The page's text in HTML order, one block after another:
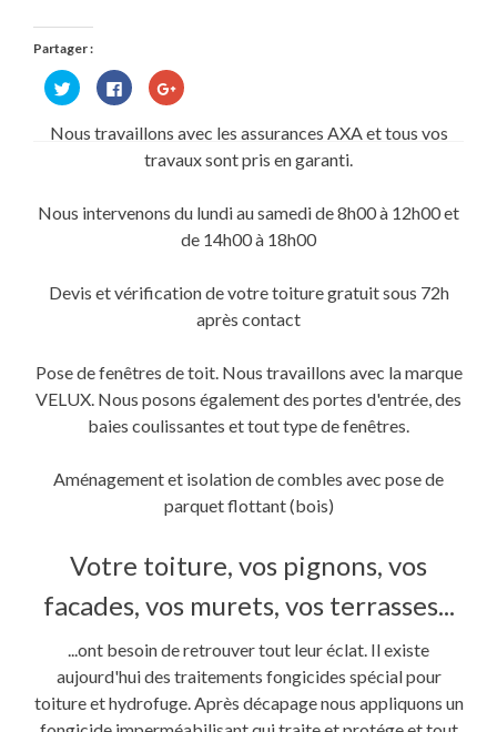
Partager :
Cliquez
pour
partager
Twitter(ouvre
Cliquez
pour
partager
sur
Facebook(ouvre
dans
une
Cliquez
pour
Google+
dans
fenêtre)
Nous travaillons avec les assurances AXA et tous vos
travaux sont pris en garanti.
Nous intervenons du lundi au samedi de 8h00 à 12h00 et
de 14h00 à 18h00
Devis et vérification de votre toiture gratuit sous 72h
après contact
Pose de fenêtres de toit. Nous travaillons avec la marque
VELUX. Nous posons également des portes d'entrée, des
baies coulissantes et tout type de fenêtres.
Aménagement et isolation de combles avec pose de
parquet flottant (bois)
Votre toiture, vos pignons, vos
facades, vos murets, vos terrasses...
...ont besoin de retrouver tout leur éclat. Il existe
aujourd'hui des traitements fongicides spécial pour
toiture et hydrofuge. Après décapage nous appliquons un